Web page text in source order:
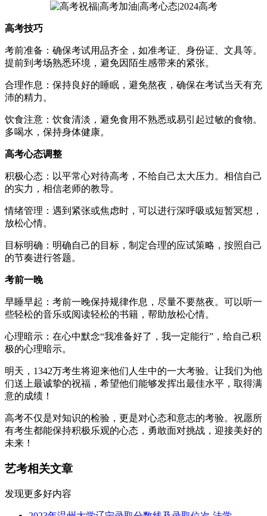
高考技巧
考前准备：确保考试用品齐全，如准考证、身份证、文具等。
提前到考场熟悉环境，避免因陌生感带来的紧张。
合理作息：保持良好的睡眠，避免熬夜，确保在考试当天有充
沛的精力。
饮食注意：饮食清淡，避免食用不熟悉或易引起过敏的食物。
多喝水，保持身体健康。
高考心态调整
积极心态：以平常心对待高考，不给自己太大压力。相信自己
的实力，相信老师的教导。
情绪管理：遇到紧张或焦虑时，可以进行深呼吸或短暂冥想，
放松心情。
目标明确：明确自己的目标，制定合理的应试策略，按照自己
的节奏进行答题。
考前一晚
早睡早起：考前一晚保持规律作息，尽量不要熬夜。可以听一
些轻松的音乐或阅读轻松的书籍，帮助放松心情。
心理暗示：在心中默念“我准备好了，我一定能行”，给自己积
极的心理暗示。
明天，1342万考生将迎来他们人生中的一大考验。让我们为他
们送上最诚挚的祝福，希望他们能够发挥出最佳水平，取得满
意的成绩！
高考不仅是对知识的检验，更是对心态和意志的考验。祝愿所
有考生都能保持积极乐观的心态，勇敢面对挑战，迎接美好的
未来！
艺考相关文章
发现更多好内容